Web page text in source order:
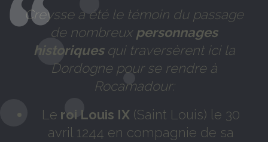
Creysse a été le témoin du passage
de nombreux personnages
historiques qui traversèrent ici la
Dordogne pour se rendre à
Rocamadour:
Le roi Louis IX (Saint Louis) le 30
avril 1244 en compagnie de sa